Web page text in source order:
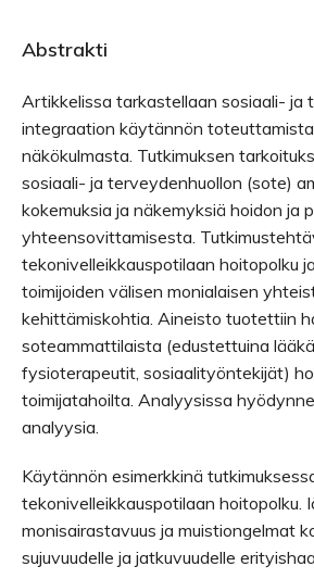
Abstrakti
Artikkelissa tarkastellaan sosiaali- ja
integraation käytännön
näkökulmasta. Tutkimuksen
sosiaali- ja terveydenhuollon (sote)
kokemuksia ja näkemyksiä hoidon ja
yhteensovittamisesta.
tekonivelleikkauspotilaan hoitopolku
toimijoiden välisen monialaisen
kehittämiskohtia. Aineisto tuotettiin
soteammattilaista (edustettuina
fysioterapeutit, sosiaalityöntekijät)
toimijatahoilta. Analyysissa
analyysia.
Käytännön esimerkkinä
tekonivelleikkauspotilaan hoitopolku.
monisairastavuus ja muistiongelmat
sujuvuudelle ja jatkuvuudelle